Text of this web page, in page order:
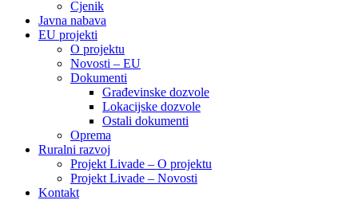
Cjenik
Javna nabava
EU projekti
O projektu
Novosti – EU
Dokumenti
Građevinske dozvole
Lokacijske dozvole
Ostali dokumenti
Oprema
Ruralni razvoj
Projekt Livade – O projektu
Projekt Livade – Novosti
Kontakt